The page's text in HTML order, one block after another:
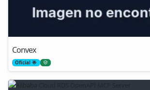
Convex
Oficial 🌟